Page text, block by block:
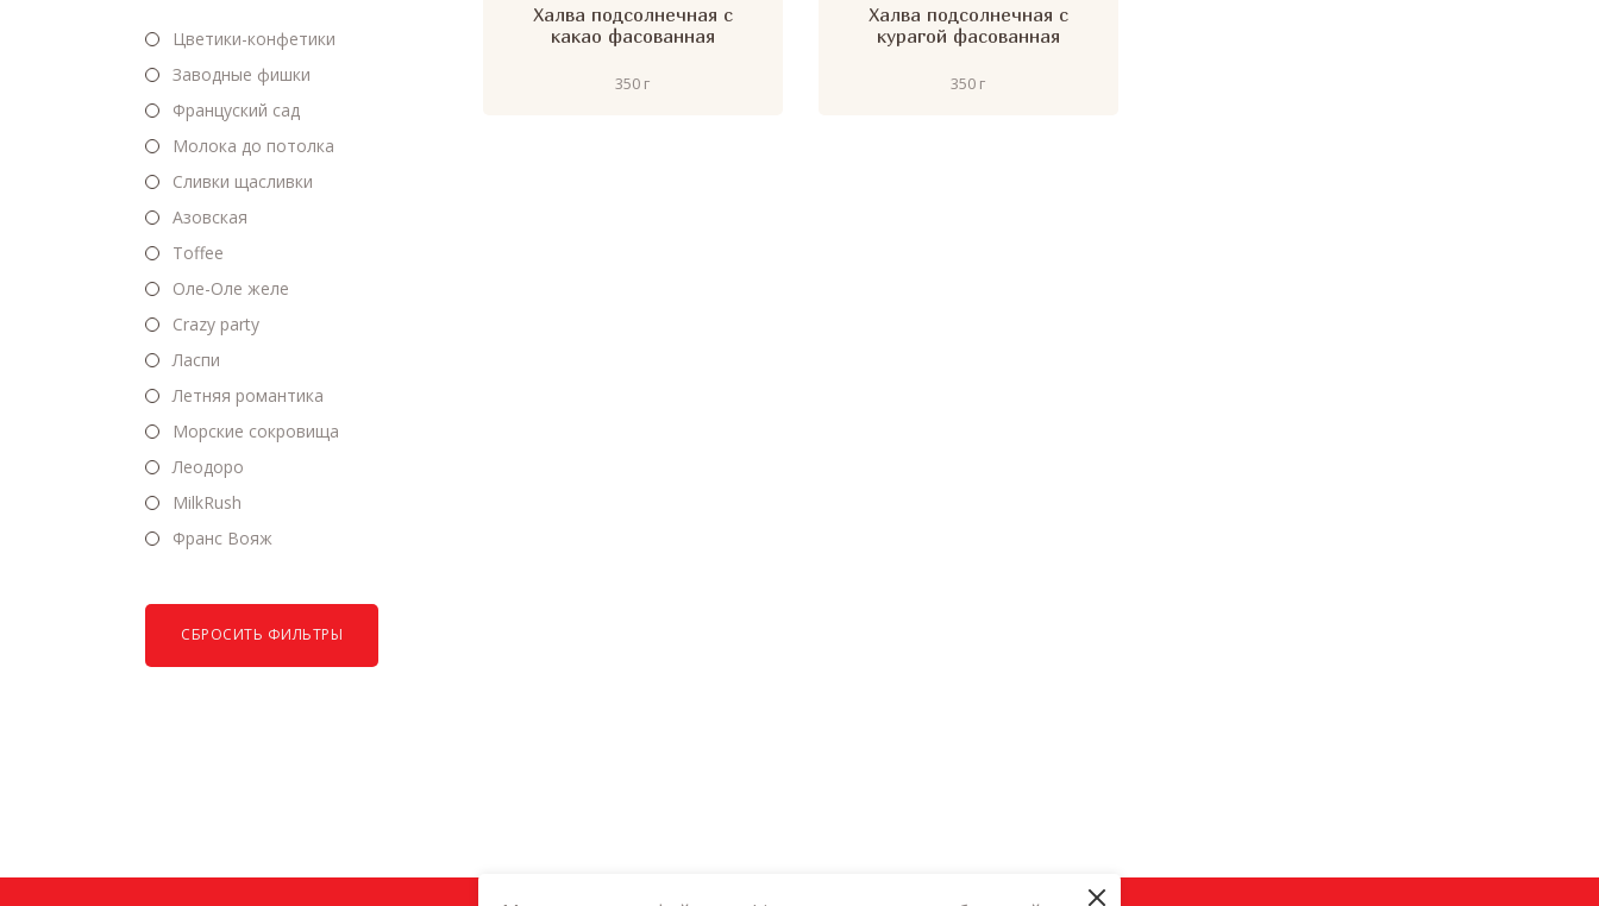
Цветики-конфетики
Заводные фишки
Француский сад
Молока до потолка
Сливки щасливки
Азовская
Toffee
Оле-Оле желе
Crazy party
Ласпи
Летняя романтика
Морские сокровища
Леодоро
MilkRush
Франс Вояж
СБРОСИТЬ ФИЛЬТРЫ
Халва подсолнечная с
какао фасованная
350 г
Халва подсолнечная с
курагой фасованная
350 г